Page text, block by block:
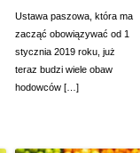
Ustawa paszowa, która ma
zacząć obowiązywać od 1
stycznia 2019 roku, już
teraz budzi wiele obaw
hodowców […]